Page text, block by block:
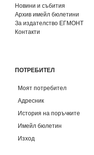
Новини и събития
Архив имейл бюлетини
За издателство ЕГМОНТ
Контакти
ПОТРЕБИТЕЛ
Моят потребител
Адресник
История на поръчките
Имейл бюлетин
Изход